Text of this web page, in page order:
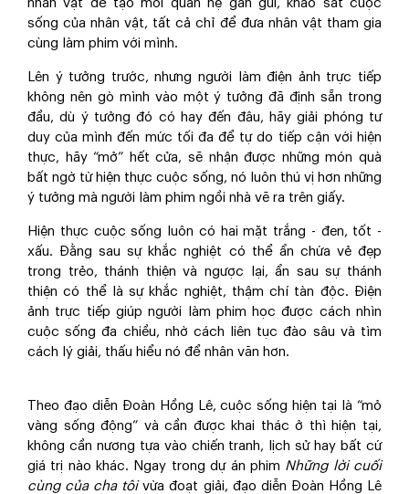
nhân vật để tạo mối quan hệ gần gũi, khảo sát cuộc
sống của nhân vật, tất cả chỉ để đưa nhân vật tham gia
cùng làm phim với mình.
Lên ý tưởng trước, nhưng người làm điện ảnh trực tiếp
không nên gò mình vào một ý tưởng đã định sẵn trong
đầu, dù ý tưởng đó có hay đến đâu, hãy giải phóng tư
duy của mình đến mức tối đa để tự do tiếp cận với hiện
thực, hãy “mở” hết cửa, sẽ nhận được những món quà
bất ngờ từ hiện thực cuộc sống, nó luôn thú vị hơn những
ý tưởng mà người làm phim ngồi nhà vẽ ra trên giấy.
Hiện thực cuộc sống luôn có hai mặt trắng - đen, tốt -
xấu. Đằng sau sự khắc nghiệt có thể ẩn chứa vẻ đẹp
trong trẻo, thánh thiện và ngược lại, ẩn sau sự thánh
thiện có thể là sự khắc nghiệt, thậm chí tàn độc. Điện
ảnh trực tiếp giúp người làm phim học được cách nhìn
cuộc sống đa chiều, nhờ cách liên tục đào sâu và tìm
cách lý giải, thấu hiểu nó để nhân văn hơn.
Theo đạo diễn Đoàn Hồng Lê, cuộc sống hiện tại là “mỏ
vàng sống động” và cần được khai thác ở thì hiện tại,
không cần nương tựa vào chiến tranh, lịch sử hay bất cứ
giá trị nào khác. Ngay trong dự án phim Những lời cuối
cùng của cha tôivừa đoạt giải, đạo diễn Đoàn Hồng Lê